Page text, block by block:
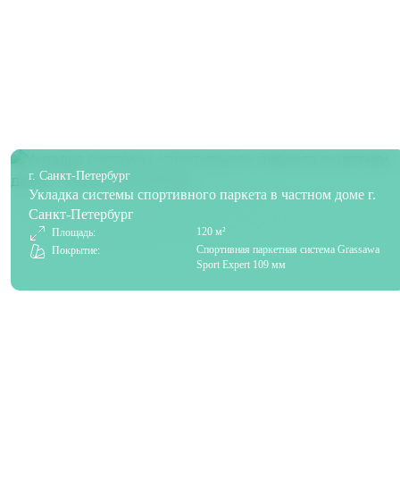
г. Санкт-Петербург
Укладка системы спортивного паркета в частном доме г.
Санкт-Петербург
Площадь:
120 м²
Покрытие:
Спортивная паркетная система Grassawa
Sport Expert 109 мм